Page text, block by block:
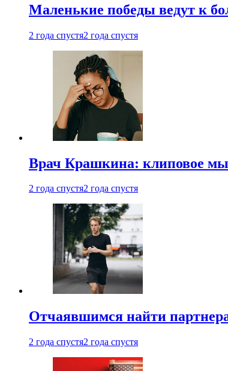
Маленькие победы ведут к
2 года спустя2 года спустя
Врач Крашкина: клиповое
2 года спустя2 года спустя
Отчаявшимся найти
2 года спустя2 года спустя